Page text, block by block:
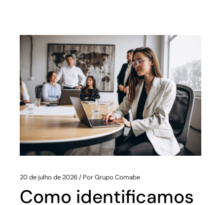
20 de julho de 2026 PorGrupo Comabe
Como identificamos